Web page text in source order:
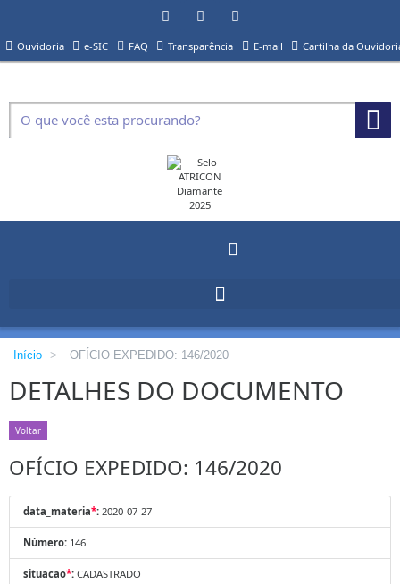
Ouvidoria e-SIC FAQ Transparência E-mail Cartilha da
Início > OFÍCIO EXPEDIDO: 146/2020
DETALHES DO DOCUMENTO
Voltar
OFÍCIO EXPEDIDO: 146/2020
data_materia*: 2020-07-27
Número: 146
situacao*: CADASTRADO